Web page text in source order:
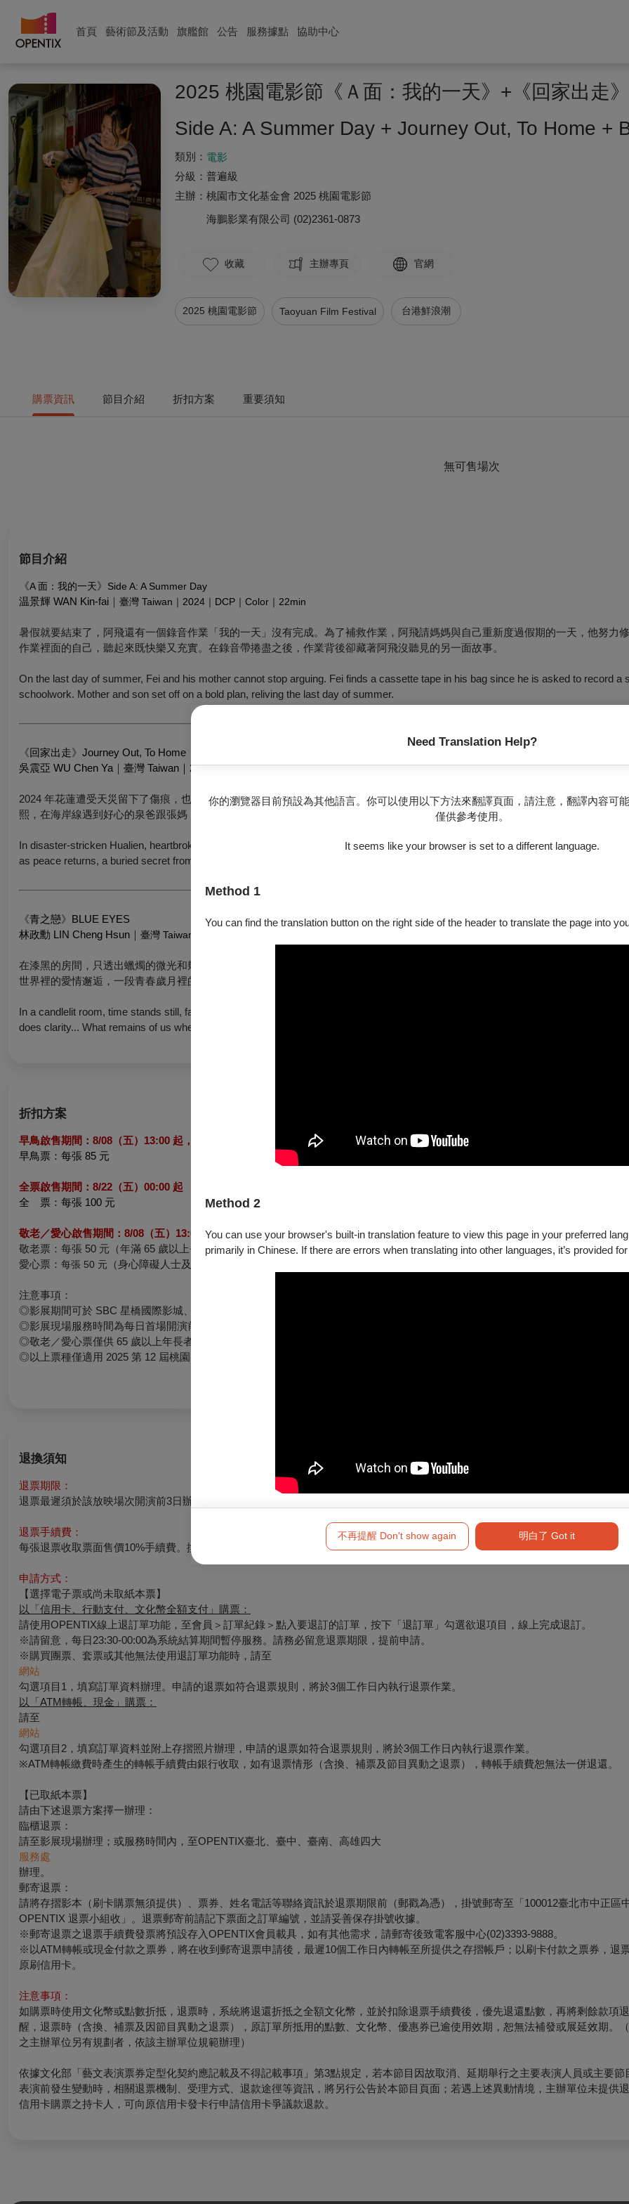
首頁 藝術節及活動 旗艦館 公告 服務據點 協助中心
Need Translation Help?
你的瀏覽器目前預設為其他語言。你可以使用以下方法來翻譯頁面，請注意，翻譯內容可
僅供參考使用。
It seems like your browser is set to a different language.
Method 1
You can find the translation button on the right side of the header to translate the page into
Method 2
You can use your browser's built-in translation feature to view this page in your preferred
primarily in Chinese. If there are errors when translating into other languages, it’s provided
不再提醒 Don't show again 明白了 Got it
2025 桃園電影節《Ａ面：我的一天》+《回家出走
Side A: A Summer Day + Journey Out, To Home +
類別： 電影
分級： 普遍級
主辦： 桃園市文化基金會 2025 桃園電影節
海鵬影業有限公司 (02)2361-0873
收藏 主辦專頁 官網
2025 桃園電影節 Taoyuan Film Festival 台港鮮浪潮
購票資訊 節目介紹 折扣方案 重要須知
無可售場次
節目介紹
《A 面：我的一天》 Side A: A Summer Day
温景輝 WAN Kin-fai ｜ 臺灣 Taiwan｜2024｜DCP｜Color｜22min
暑假就要結束了，阿飛還有一個錄音作業「我的一天」沒有完成。為了補救作業，阿飛請媽媽與自己重新度過假期的一天，他努力
作業裡面的自己，聽起來既快樂又充實。在錄音帶捲盡之後，作業背後卻藏著阿飛沒聽見的另一面故事。
On the last day of summer, Fei and his mother cannot stop arguing. Fei finds a cassette tape in his bag since he is asked to record a
schoolwork. Mother and son set off on a bold plan, reliving the last day of summer.
《回家出走》 Journey Out, To Home
吳震亞 WU Chen Ya ｜ 臺灣 Taiwan｜2024｜DCP｜Color｜15min
2024 年花蓮遭受天災留下了傷痕，也就在這年，小熙和男友展開環台之旅，他們行經花蓮時大吵一架，徒留情傷的小熙獨自遠行，
熙，在海岸線遇到好心的泉爸跟張媽，寄宿在兩老鄉下家的小熙，終於找到自己的「路」，卻也意外發現泉爸的秘密。
In disaster-stricken Hualien, heartbroken Xiaoxi continues her solo journey after a painful breakup, only to find shelter with a kind
as peace returns, a buried secret from Mr. Quan threatens to upend everything.
《青之戀》 BLUE EYES
林政勳 LIN Cheng Hsun ｜ 臺灣 Taiwan｜2025｜DCP｜Color｜14min
在漆黑的房間，只透出蠟燭的微光和幾張青澀的臉龐，但喜悅卻是平淡且憂鬱的…眼前的一切像時間停止，隨火光漸漸模糊消逝…
世界裡的愛情邂逅，一段青春歲月裡的遺憾，朦朧之間，最後的我們會是什麼樣的關係？
In a candlelit room, time stands still, faces glow with joy tinged by melancholy. In the blue haze of youth, love and regret entwine. As
does clarity... What remains of us when memory blurs into longing?
折扣方案
早鳥啟售期間：8/08（五）13:00 起，至 8/22（五）00:00 止
早鳥票：每張 85 元
全票啟售期間：8/22（五）00:00 起
全 票：每張 100 元
敬老／愛心啟售期間： 8/08（五）13:00 起
敬老票：每張 50 元（年滿 65 歲以上長者可享 5 折優待，入場須出示證件）
愛心票： 每張 50 元 （身心障礙人士及陪同者 1 名購票 5 折優待，入場時應出示身心障礙手冊，陪同者與身障者需同時入場）
注意事項：
◎影展期間可於 SBC 星橋國際影城、統領威秀影城之「影展服務台」購票。
◎影展現場服務時間為每日首場開演前 30 分鐘起，至末場開演後 20 分鐘止。
◎敬老／愛心票僅供 65 歲以上年長者或持身心障礙身份手冊者與乙名必要陪同者購買，入場時請出示相關證明，否則須補全票差額
◎以上票種僅適用 2025 第 12 屆桃園電影節期間，於 SBC 星橋國際影城、統領威秀影城之放映場次。
退換須知
退票期限：
退票最遲須於該放映場次開演前3日辦理，逾期恕不受理。例：8/22（五）映演的場次，最遲於 8/19（二）完成退票手續。
退票手續費：
每張退票收取票面售價10%手續費。換票視同退票，需退票後重新購買。
申請方式：
【選擇電子票或尚未取紙本票】
以「信用卡、行動支付、文化幣全額支付」購票：
請使用OPENTIX線上退訂單功能，至會員＞訂單紀錄＞點入要退訂的訂單，按下「退訂單」勾選欲退項目，線上完成退訂。
※請留意，每日23:30-00:00為系統結算期間暫停服務。請務必留意退票期限，提前申請。
※購買團票、套票或其他無法使用退訂單功能時，請至
網站
勾選項目1，填寫訂單資料辦理。申請的退票如符合退票規則，將於3個工作日內執行退票作業。
以「ATM轉帳、現金」購票：
請至
網站
勾選項目2，填寫訂單資料並附上存摺照片辦理，申請的退票如符合退票規則，將於3個工作日內執行退票作業。
※ATM轉帳繳費時產生的轉帳手續費由銀行收取，如有退票情形（含換、補票及節目異動之退票），轉帳手續費恕無法一併退還。
【已取紙本票】
請由下述退票方案擇一辦理：
臨櫃退票：
請至影展現場辦理；或服務時間內，至OPENTIX臺北、臺中、臺南、高雄四大
服務處
辦理。
郵寄退票：
請將存摺影本（刷卡購票無須提供）、票券、姓名電話等聯絡資訊於退票期限前（郵戳為憑），掛號郵寄至「100012臺北市中正區
OPENTIX 退票小組收」。退票郵寄前請記下票面之訂單編號，並請妥善保存掛號收據。
※郵寄退票之退票手續費發票將預設存入OPENTIX會員載具，如有其他需求，請郵寄後致電客服中心(02)3393-9888。
※以ATM轉帳或現金付款之票券，將在收到郵寄退票申請後，最遲10個工作日內轉帳至所提供之存摺帳戶；以刷卡付款之票券，退
原刷信用卡。
注意事項：
如購票時使用文化幣或點數折抵，退票時，系統將退還折抵之全額文化幣，並於扣除退票手續費後，優先退還點數，再將剩餘款項
醒，退票時（含換、補票及因節目異動之退票），原訂單所抵用的點數、文化幣、優惠券已逾使用效期，恕無法補發或展延效期。
之主辦單位另有規劃者，依該主辦單位規範辦理）
依據文化部「藝文表演票券定型化契約應記載及不得記載事項」第3點規定，若本節目因故取消、延期舉行之主要表演人員或主要節
表演前發生變動時，相關退票機制、受理方式、退款途徑等資訊，將另行公告於本節目頁面；若遇上述異動情境，主辦單位未提供
信用卡購票之持卡人，可向原信用卡發卡行申請信用卡爭議款退款。